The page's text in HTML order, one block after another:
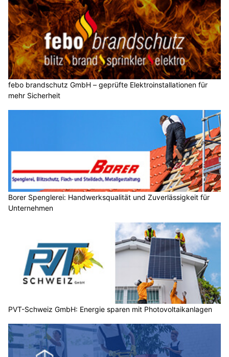
febo brandschutz GmbH – geprüfte Elektroinstallationen für
mehr Sicherheit
Borer Spenglerei: Handwerksqualität und Zuverlässigkeit für
Unternehmen
PVT-Schweiz GmbH: Energie sparen mit Photovoltaikanlagen